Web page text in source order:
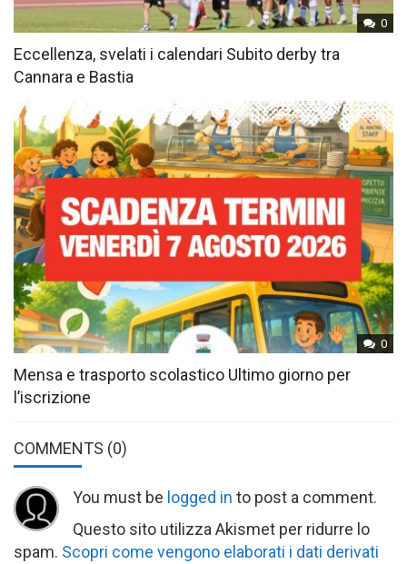
0
Eccellenza, svelati i calendari Subito derby tra
Cannara e Bastia
0
Mensa e trasporto scolastico Ultimo giorno per
l’iscrizione
COMMENTS (0)
You must be logged in to post a comment.
Questo sito utilizza Akismet per ridurre lo
spam. Scopri come vengono elaborati i dati derivati